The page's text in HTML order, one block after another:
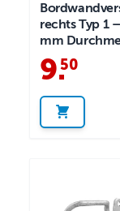
rechts Typ 1
mm
9.
50